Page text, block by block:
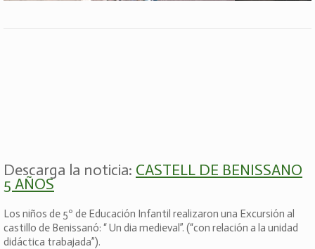
Descarga la noticia: CASTELL DE BENISSANO
5 AÑOS
Los niños de 5º de Educación Infantil realizaron una Excursión al
castillo de Benissanó: “ Un dia medieval”. (“con relación a la unidad
didáctica trabajada”).